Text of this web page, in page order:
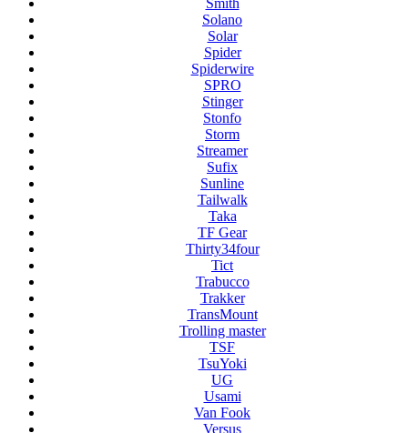
Smith
Solano
Solar
Spider
Spiderwire
SPRO
Stinger
Stonfo
Storm
Streamer
Sufix
Sunline
Tailwalk
Taka
TF Gear
Thirty34four
Tict
Trabucco
Trakker
TransMount
Trolling master
TSF
TsuYoki
UG
Usami
Van Fook
Versus